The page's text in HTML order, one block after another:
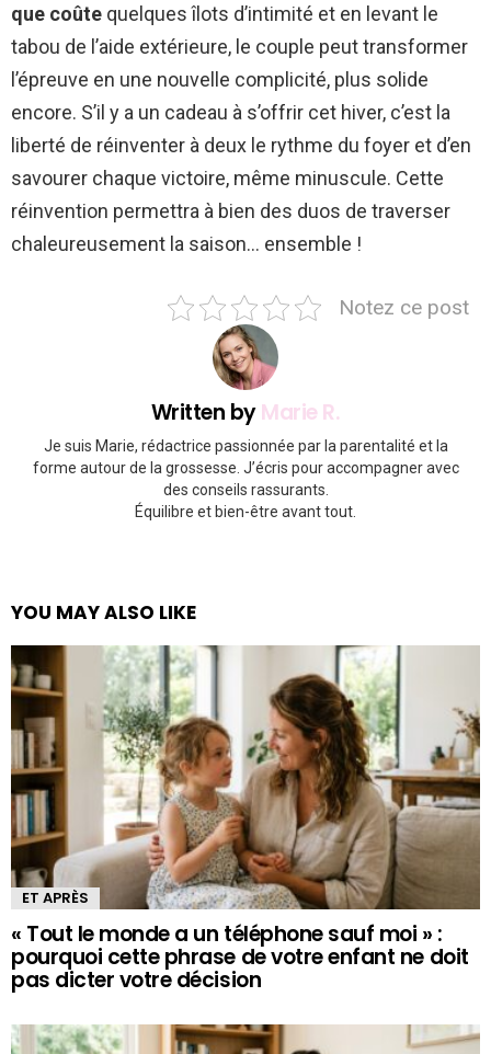
que coûte quelques îlots d’intimité et en levant le
tabou de l’aide extérieure, le couple peut transformer
l’épreuve en une nouvelle complicité, plus solide
encore. S’il y a un cadeau à s’offrir cet hiver, c’est la
liberté de réinventer à deux le rythme du foyer et d’en
savourer chaque victoire, même minuscule. Cette
réinvention permettra à bien des duos de traverser
chaleureusement la saison… ensemble !
Notez ce post
Written byMarie R.
Je suis Marie, rédactrice passionnée par la parentalité et la
forme autour de la grossesse. J’écris pour accompagner avec
des conseils rassurants.
Équilibre et bien-être avant tout.
YOU MAY ALSO LIKE
ET APRÈS
« Tout le monde a un téléphone sauf moi » :
pourquoi cette phrase de votre enfant ne doit
pas dicter votre décision